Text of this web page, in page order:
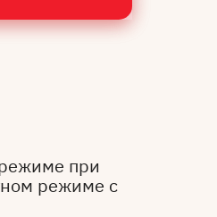
при
режиме с